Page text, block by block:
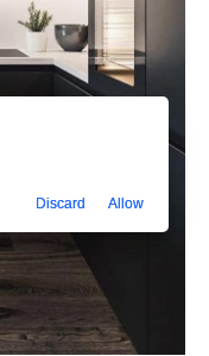
Discard Allow